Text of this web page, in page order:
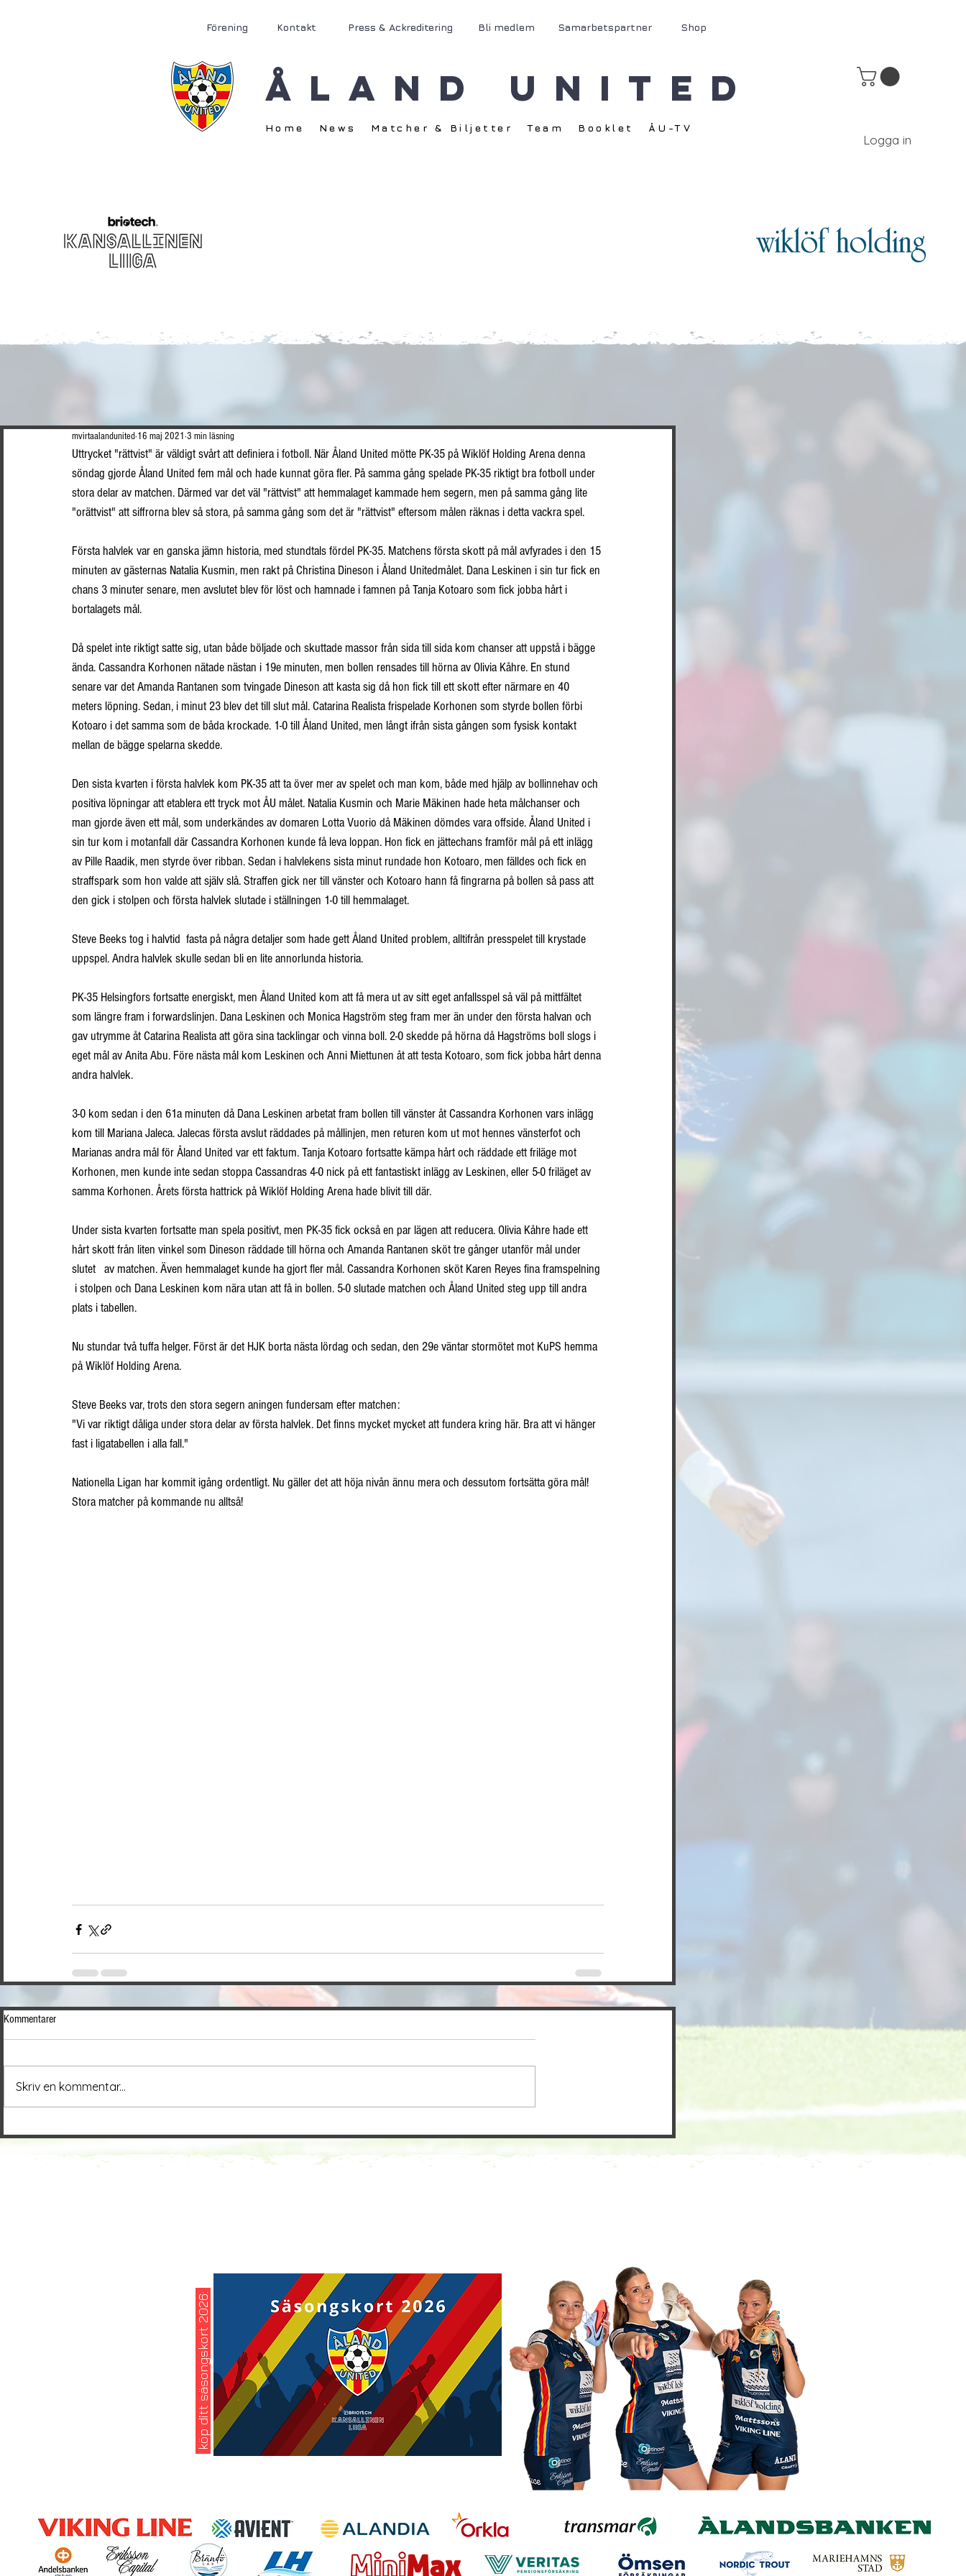
Förening Kontakt Press & Ackreditering Bli medlem Samarbetspartner Shop
Åland United
Home News Matcher & Biljetter Team Booklet ÅU-TV
Logga in
mvirtaalandunited 16 maj 2021 3 min läsning
Uttrycket "rättvist" är väldigt svårt att definiera i fotboll. När Åland United mötte PK-35 på Wiklöf Holding Arena denna
söndag gjorde Åland United fem mål och hade kunnat göra fler. På samma gång spelade PK-35 riktigt bra fotboll under
stora delar av matchen. Därmed var det väl "rättvist" att hemmalaget kammade hem segern, men på samma gång lite
"orättvist" att siffrorna blev så stora, på samma gång som det är "rättvist" eftersom målen räknas i detta vackra spel.
Första halvlek var en ganska jämn historia, med stundtals fördel PK-35. Matchens första skott på mål avfyrades i den 15
minuten av gästernas Natalia Kusmin, men rakt på Christina Dineson i Åland Unitedmålet. Dana Leskinen i sin tur fick en
chans 3 minuter senare, men avslutet blev för löst och hamnade i famnen på Tanja Kotoaro som fick jobba hårt i
bortalagets mål.
Då spelet inte riktigt satte sig, utan både böljade och skuttade massor från sida till sida kom chanser att uppstå i bägge
ända. Cassandra Korhonen nätade nästan i 19e minuten, men bollen rensades till hörna av Olivia Kåhre. En stund
senare var det Amanda Rantanen som tvingade Dineson att kasta sig då hon fick till ett skott efter närmare en 40
meters löpning. Sedan, i minut 23 blev det till slut mål. Catarina Realista frispelade Korhonen som styrde bollen förbi
Kotoaro i det samma som de båda krockade. 1-0 till Åland United, men långt ifrån sista gången som fysisk kontakt
mellan de bägge spelarna skedde.
Den sista kvarten i första halvlek kom PK-35 att ta över mer av spelet och man kom, både med hjälp av bollinnehav och
positiva löpningar att etablera ett tryck mot ÅU målet. Natalia Kusmin och Marie Mäkinen hade heta målchanser och
man gjorde även ett mål, som underkändes av domaren Lotta Vuorio då Mäkinen dömdes vara offside. Åland United i
sin tur kom i motanfall där Cassandra Korhonen kunde få leva loppan. Hon fick en jättechans framför mål på ett inlägg
av Pille Raadik, men styrde över ribban. Sedan i halvlekens sista minut rundade hon Kotoaro, men fälldes och fick en
straffspark som hon valde att själv slå. Straffen gick ner till vänster och Kotoaro hann få fingrarna på bollen så pass att
den gick i stolpen och första halvlek slutade i ställningen 1-0 till hemmalaget.
Steve Beeks tog i halvtid  fasta på några detaljer som hade gett Åland United problem, alltifrån presspelet till krystade
uppspel. Andra halvlek skulle sedan bli en lite annorlunda historia.
PK-35 Helsingfors fortsatte energiskt, men Åland United kom att få mera ut av sitt eget anfallsspel så väl på mittfältet
som längre fram i forwardslinjen. Dana Leskinen och Monica Hagström steg fram mer än under den första halvan och
gav utrymme åt Catarina Realista att göra sina tacklingar och vinna boll. 2-0 skedde på hörna då Hagströms boll slogs i
eget mål av Anita Abu. Före nästa mål kom Leskinen och Anni Miettunen åt att testa Kotoaro, som fick jobba hårt denna
andra halvlek.
3-0 kom sedan i den 61a minuten då Dana Leskinen arbetat fram bollen till vänster åt Cassandra Korhonen vars inlägg
kom till Mariana Jaleca. Jalecas första avslut räddades på mållinjen, men returen kom ut mot hennes vänsterfot och
Marianas andra mål för Åland United var ett faktum. Tanja Kotoaro fortsatte kämpa hårt och räddade ett friläge mot
Korhonen, men kunde inte sedan stoppa Cassandras 4-0 nick på ett fantastiskt inlägg av Leskinen, eller 5-0 friläget av
samma Korhonen. Årets första hattrick på Wiklöf Holding Arena hade blivit till där.
Under sista kvarten fortsatte man spela positivt, men PK-35 fick också en par lägen att reducera. Olivia Kåhre hade ett
hårt skott från liten vinkel som Dineson räddade till hörna och Amanda Rantanen sköt tre gånger utanför mål under
slutet   av matchen. Även hemmalaget kunde ha gjort fler mål. Cassandra Korhonen sköt Karen Reyes fina framspelning
i stolpen och Dana Leskinen kom nära utan att få in bollen. 5-0 slutade matchen och Åland United steg upp till andra
plats i tabellen.
Nu stundar två tuffa helger. Först är det HJK borta nästa lördag och sedan, den 29e väntar stormötet mot KuPS hemma
på Wiklöf Holding Arena.
Steve Beeks var, trots den stora segern aningen fundersam efter matchen:
"Vi var riktigt dåliga under stora delar av första halvlek. Det finns mycket mycket att fundera kring här. Bra att vi hänger
fast i ligatabellen i alla fall."
Nationella Ligan har kommit igång ordentligt. Nu gäller det att höja nivån ännu mera och dessutom fortsätta göra mål!
Stora matcher på kommande nu alltså!
Kommentarer
Skriv en kommentar...
köp ditt säsongskort 2026: